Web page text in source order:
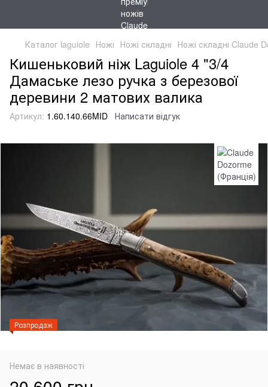
Каталог laguiole Ножі Ножі складні Ножі складні Claude
Кишеньковий ніж Laguiole 4 "3/4
Дамаське лезо ручка з березової
деревини 2 матових валика
Артикул: 1.60.140.66MID Написати відгук
Розпродаж
Немає в наявності